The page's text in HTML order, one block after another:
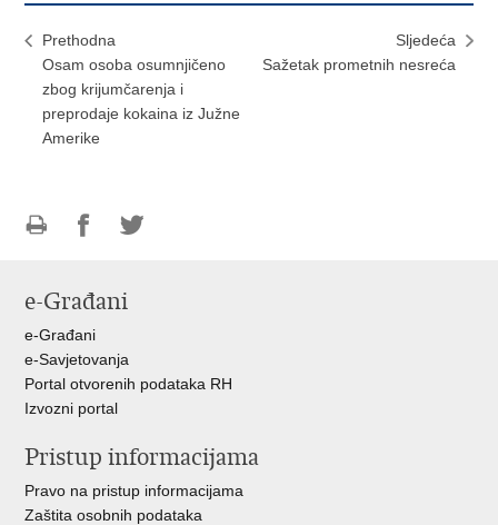
Prethodna
Osam osoba osumnjičeno
zbog krijumčarenja i
preprodaje kokaina iz Južne
Amerike
Sljedeća
Sažetak prometnih nesreća
FacebookuTwitteru
e-Građani
e-Građani
e-Savjetovanja
Portal otvorenih podataka RH
Izvozni portal
Pristup informacijama
Pravo na pristup informacijama
Zaštita osobnih podataka